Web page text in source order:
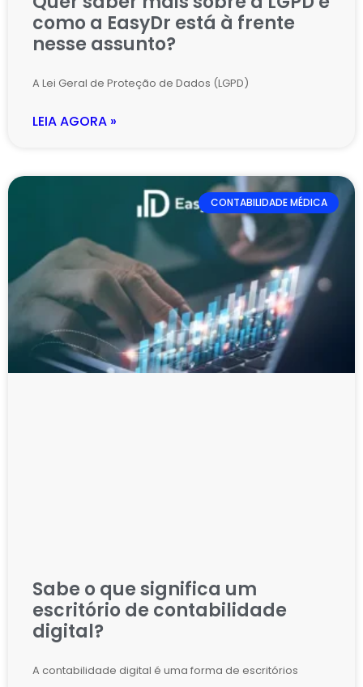
como a EasyDr está à frente
nesse assunto?
A Lei Geral de Proteção de Dados (LGPD)
LEIA AGORA »
CONTABILIDADE MÉDICA
Sabe o que significa um
escritório de contabilidade
digital?
A contabilidade digital é uma forma de escritórios